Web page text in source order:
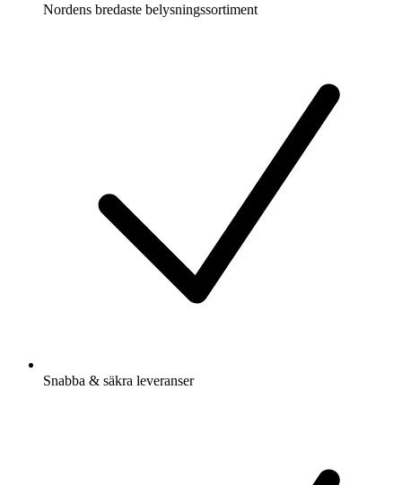
Nordens bredaste belysningssortiment
Snabba & säkra leveranser